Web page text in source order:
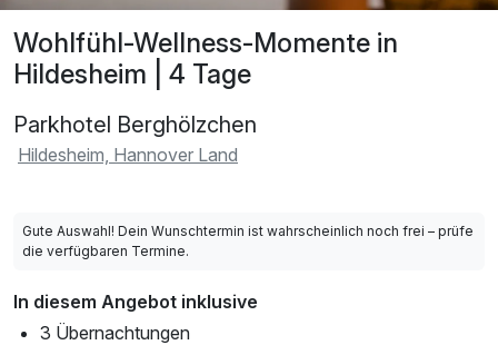
Wohlfühl-Wellness-Momente in
Hildesheim | 4 Tage
Parkhotel Berghölzchen
Hildesheim, Hannover Land
Gute Auswahl! Dein Wunschtermin ist wahrscheinlich noch frei – prüfe
die verfügbaren Termine.
In diesem Angebot inklusive
3 Übernachtungen